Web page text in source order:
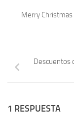
Merry Christmas
Descuentos
1 RESPUESTA